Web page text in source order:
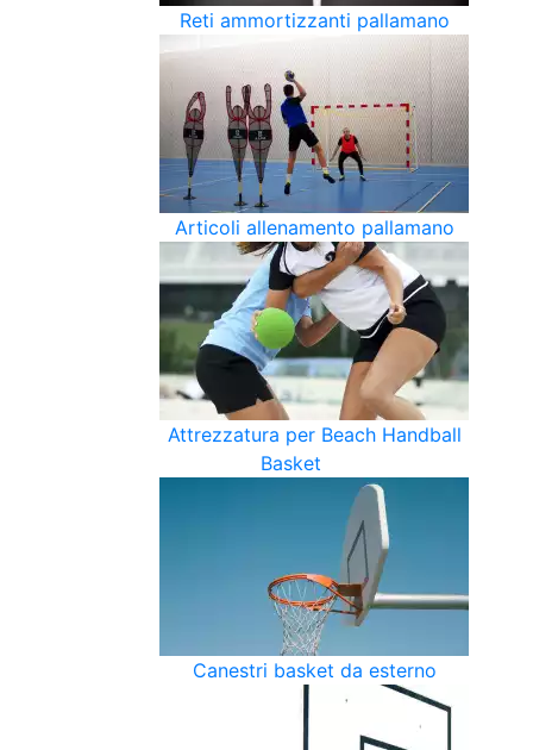
Reti ammortizzanti pallamano
Articoli allenamento pallamano
Attrezzatura per Beach Handball
Basket
Canestri basket da esterno